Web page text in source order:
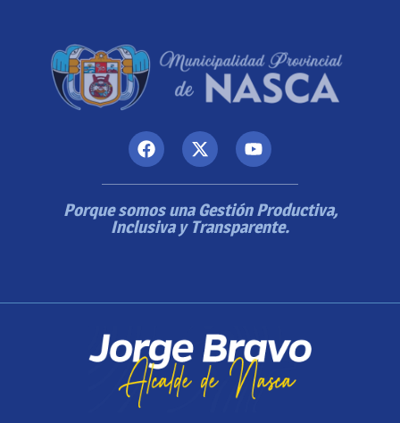
Porque somos una Gestión Productiva,
Inclusiva y Transparente.